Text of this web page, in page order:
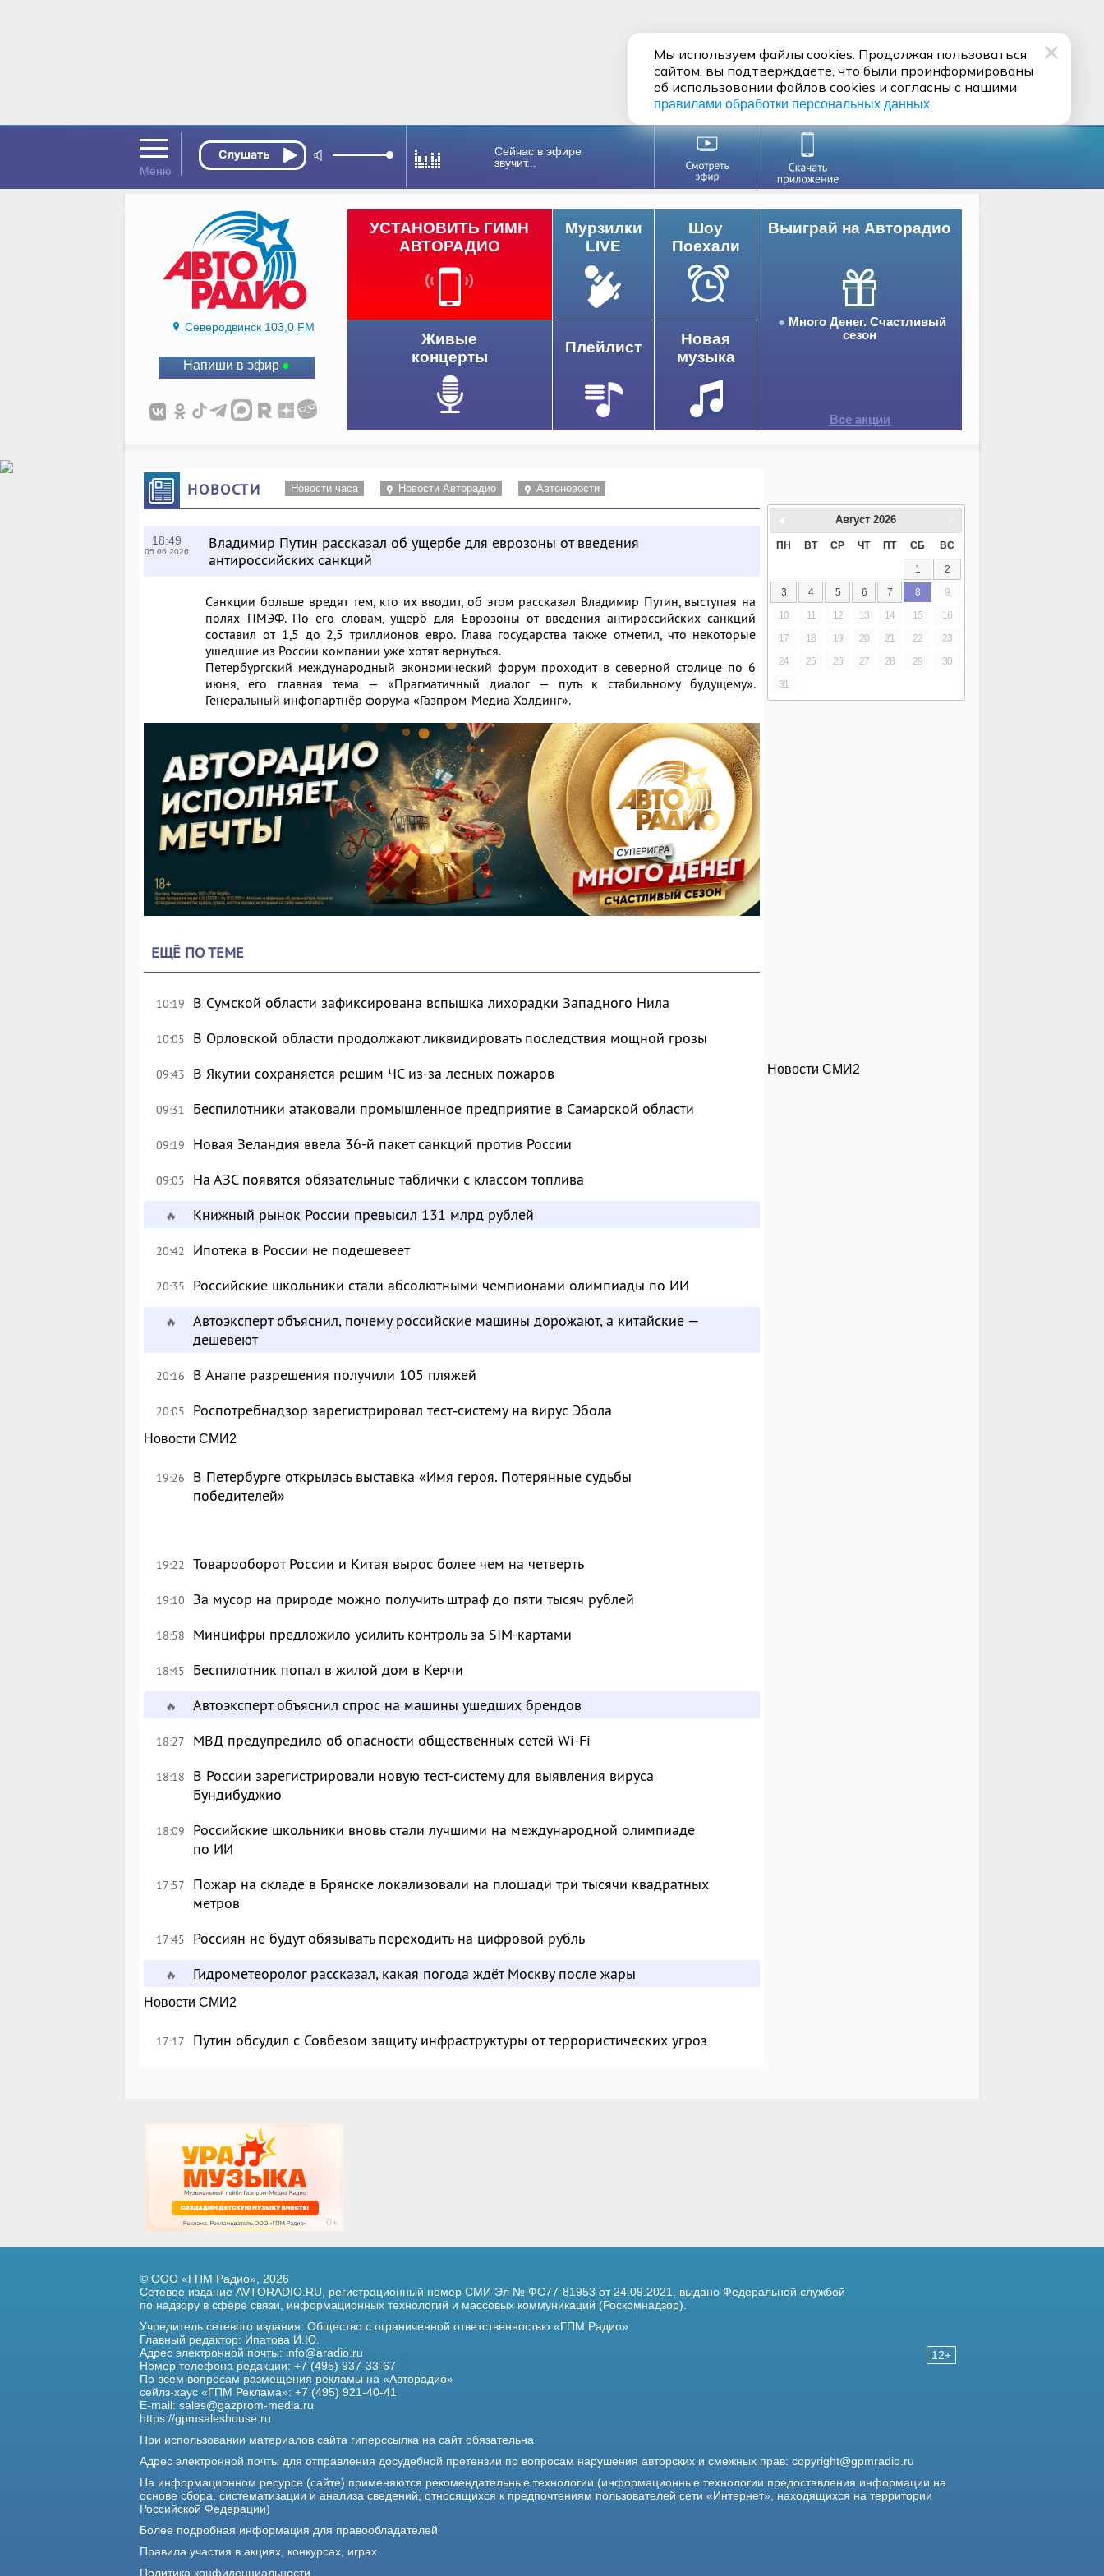
Сейчас в эфире
звучит...
Северодвинск 103,0 FM
Напиши в эфир
Выиграй на Авторадио
Много Денег. Счастливый
сезон
Все акции
УСТАНОВИТЬ ГИМН
АВТОРАДИО
Мурзилки
LIVE
Шоу
Поехали
Живые
концерты
Плейлист
Новая
музыка
НОВОСТИ Новости часа Новости Авторадио Автоновости
18:49
05.06.2026
Владимир Путин рассказал об ущербе для еврозоны от введения
антироссийских санкций
Санкции больше вредят тем, кто их вводит, об этом рассказал Владимир Путин, выступая на
полях ПМЭФ. По его словам, ущерб для Еврозоны от введения антироссийских санкций
составил от 1,5 до 2,5 триллионов евро. Глава государства также отметил, что некоторые
ушедшие из России компании уже хотят вернуться.
Петербургский международный экономический форум проходит в северной столице по 6
июня, его главная тема — «Прагматичный диалог — путь к стабильному будущему».
Генеральный инфопартнёр форума «Газпром-Медиа Холдинг».
ЕЩЁ ПО ТЕМЕ
10:19 В Сумской области зафиксирована вспышка лихорадки Западного Нила
10:05 В Орловской области продолжают ликвидировать последствия мощной грозы
09:43 В Якутии сохраняется решим ЧС из-за лесных пожаров
09:31 Беспилотники атаковали промышленное предприятие в Самарской области
09:19 Новая Зеландия ввела 36-й пакет санкций против России
09:05 На АЗС появятся обязательные таблички с классом топлива
🔥 Книжный рынок России превысил 131 млрд рублей
20:42 Ипотека в России не подешевеет
20:35 Российские школьники стали абсолютными чемпионами олимпиады по ИИ
🔥
Автоэксперт объяснил, почему российские машины дорожают, а китайские —
дешевеют
20:16 В Анапе разрешения получили 105 пляжей
20:05 Роспотребнадзор зарегистрировал тест‑систему на вирус Эбола
Новости СМИ2
19:26
В Петербурге открылась выставка «Имя героя. Потерянные судьбы
победителей»
19:22 Товарооборот России и Китая вырос более чем на четверть
19:10 За мусор на природе можно получить штраф до пяти тысяч рублей
18:58 Минцифры предложило усилить контроль за SIM-картами
18:45 Беспилотник попал в жилой дом в Керчи
🔥 Автоэксперт объяснил спрос на машины ушедших брендов
18:27 МВД предупредило об опасности общественных сетей Wi-Fi
18:18
В России зарегистрировали новую тест-систему для выявления вируса
Бундибуджио
18:09
Российские школьники вновь стали лучшими на международной олимпиаде
по ИИ
17:57
Пожар на складе в Брянске локализовали на площади три тысячи квадратных
метров
17:45 Россиян не будут обязывать переходить на цифровой рубль
🔥 Гидрометеоролог рассказал, какая погода ждёт Москву после жары
Новости СМИ2
17:17 Путин обсудил с Совбезом защиту инфраструктуры от террористических угроз
Август 2026
ПН ВТ СР ЧТ ПТ СБ ВС
1
2
3
4 5 6 7 8
9
10
11 12 13 14 15
16
17
18 19 20 21 22
23
24
25 26 27 28 29
30
31
Новости СМИ2
12+
© ООО «ГПМ Радио», 2026
Сетевое издание AVTORADIO.RU, регистрационный номер СМИ Эл № ФС77-81953 от 24.09.2021, выдано Федеральной службой
по надзору в сфере связи, информационных технологий и массовых коммуникаций (Роскомнадзор).
Учредитель сетевого издания: Общество с ограниченной ответственностью «ГПМ Радио»
Главный редактор: Ипатова И.Ю.
Адрес электронной почты: info@aradio.ru
Номер телефона редакции: +7 (495) 937-33-67
По всем вопросам размещения рекламы на «Авторадио»
сейлз-хаус «ГПМ Реклама»: +7 (495) 921-40-41
E-mail: sales@gazprom-media.ru
https://gpmsaleshouse.ru
При использовании материалов сайта гиперссылка на сайт обязательна
Адрес электронной почты для отправления досудебной претензии по вопросам нарушения авторских и смежных прав: copyright@gpmradio.ru
На информационном ресурсе (сайте) применяются рекомендательные технологии (информационные технологии предоставления информации на
основе сбора, систематизации и анализа сведений, относящихся к предпочтениям пользователей сети «Интернет», находящихся на территории
Российской Федерации)
Более подробная информация для правообладателей
Правила участия в акциях, конкурсах, играх
Политика конфиденциальности
Мы используем файлы cookies. Продолжая пользоваться
сайтом, вы подтверждаете, что были проинформированы
об использовании файлов cookies и согласны с нашими
правилами обработки персональных данных.